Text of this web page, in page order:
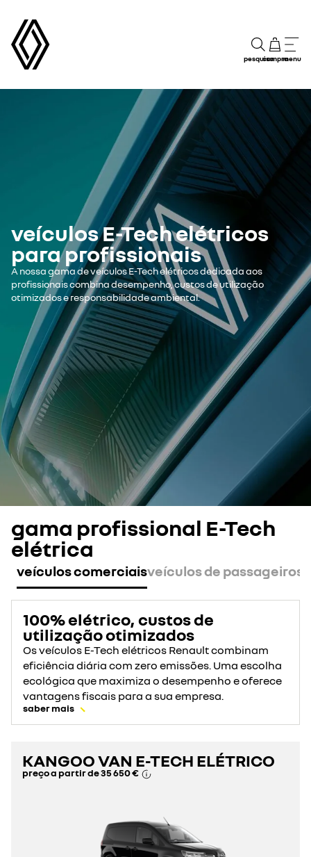
pesquisacompramenu
veículos E-Tech elétricos
para profissionais
A nossa gama de veículos E-Tech elétricos dedicada aos
profissionais combina desempenho, custos de utilização
otimizados e responsabilidade ambiental.
gama profissional E-Tech
elétrica
veículos comerciaisveículos de passageiros
100% elétrico, custos de
utilização otimizados
Os veículos E-Tech elétricos Renault combinam
eficiência diária com zero emissões. Uma escolha
ecológica que maximiza o desempenho e oferece
vantagens fiscais para a sua empresa.
saber mais
KANGOO VAN E-TECH ELÉTRICO
preço a partir de35 650 €